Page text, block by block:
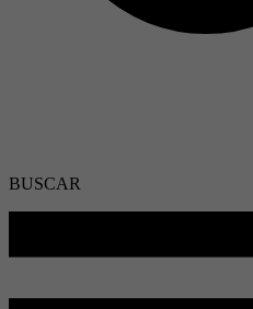
BUSCAR